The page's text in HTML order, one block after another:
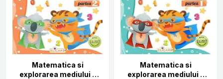
Matematica si
explorarea mediului -
Matematica si
explorarea mediului -